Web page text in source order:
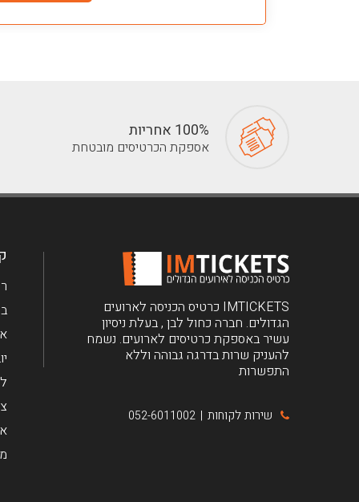
100% אחריות
אספקת הכרטיסים מובטחת
IMTICKETS כרטיס הכניסה לארועים
הגדולים. חברה כחול לבן , בעלת ניסיון
עשיר באספקת כרטיסים לארועים. נשמח
להעניק שרות בדרגה גבוהה וללא
התפשרות
שירות לקוחות |
052-6011002